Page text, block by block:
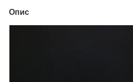
Опис